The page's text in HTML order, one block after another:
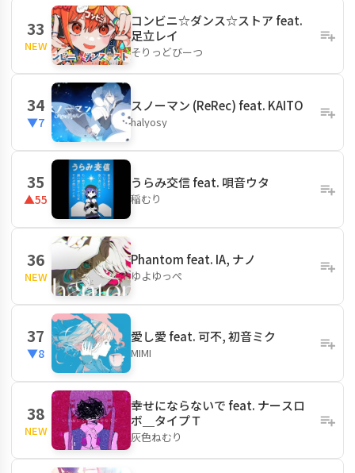
33
NEW
コンビニ☆ダンス☆ストア feat.
足立レイ
そりっどびーつ
34
▼7
スノーマン (ReRec) feat. KAITO
halyosy
35
▲55
うらみ交信 feat. 唄音ウタ
稲むり
36
NEW
Phantom feat. IA, ナノ
ゆよゆっぺ
37
▼8
愛し愛 feat. 可不, 初音ミク
MIMI
38
NEW
幸せにならないで feat. ナースロ
ボ＿タイプＴ
灰色ねむり